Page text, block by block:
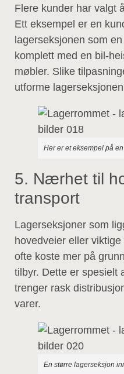
Flere kunder har valgt
Ett eksempel er en
lagerseksjonen som
komplett med en bil-
møbler. Slike
utforme
Her er et eksempel på
5. Nærhet til
transport
Lagerseksjoner som
hovedveier eller
ofte koste mer på
tilbyr. Dette er spesielt
trenger rask
varer.
En større lagerseksjon